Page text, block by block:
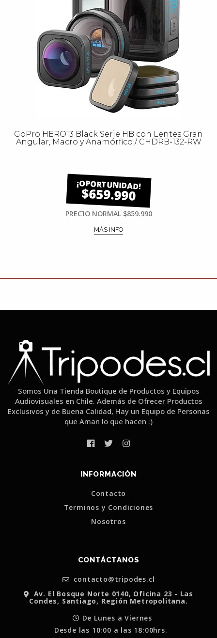
GoPro HERO13 Black Serie HB con Lentes Gran
Angular, Macro y Anamórfico / CHDRB-132-RW
$659.990
PRECIO NORMAL$859.990
MÁS INFO
Somos Una Tienda Boutique de Productos y Equipos
Audiovisuales en Chile. Además de Ofrecer Productos
Exclusivos y de Buena Calidad, Hay un Equipo de Personas
que Aman lo que hacen :)
INFORMACIÓN
Contacto
Terminos y Condiciones
Nosotros
CONTÁCTANOS
contacto@tripodes.cl
Av. El Bosque Norte 0140, Oficina 23 - Las
Condes, Santiago, Región Metropolitana.
De Lunes a Viernes
Desde las 10:00 a las 18:00hrs.